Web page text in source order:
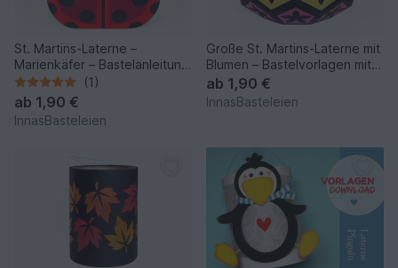
St. Martins-Laterne –
Marienkäfer – Bastelanleitung
und Vorlagen(1)
ab 1,90 €
InnasBasteleien
Große St. Martins-Laterne mit
Blumen – Bastelvorlagen mit
Anleitung
ab 1,90 €
InnasBasteleien